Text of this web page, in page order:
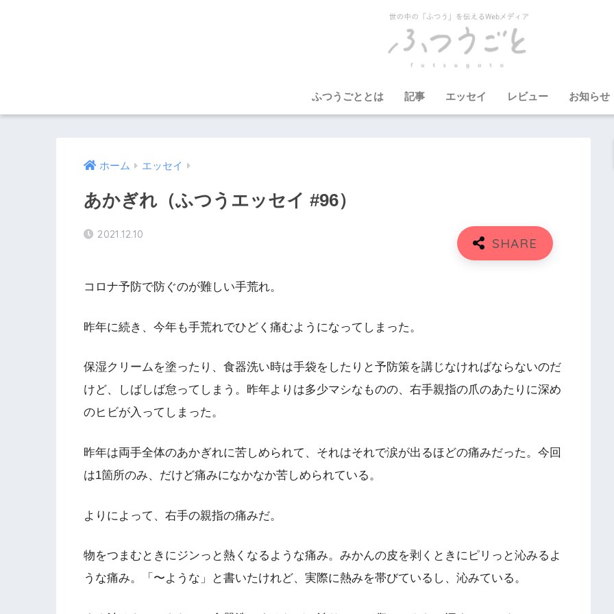
ふつうごととは 記事 エッセイ レビュー お知らせ
ホーム エッセイ
あかぎれ（ふつうエッセイ #96）
2021.12.10
コロナ予防で防ぐのが難しい手荒れ。
昨年に続き、今年も手荒れでひどく痛むようになってしまった。
保湿クリームを塗ったり、食器洗い時は手袋をしたりと予防策を講じなければならないのだ
けど、しばしば怠ってしまう。昨年よりは多少マシなものの、右手親指の爪のあたりに深め
のヒビが入ってしまった。
昨年は両手全体のあかぎれに苦しめられて、それはそれで涙が出るほどの痛みだった。今回
は1箇所のみ、だけど痛みになかなか苦しめられている。
よりによって、右手の親指の痛みだ。
物をつまむときにジンっと熱くなるような痛み。みかんの皮を剥くときにピリっと沁みるよ
うな痛み。「〜ような」と書いたけれど、実際に熱みを帯びているし、沁みている。